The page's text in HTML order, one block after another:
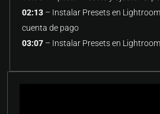
02:13 – Instalar Presets en
cuenta de pago
03:07 – Instalar Presets en